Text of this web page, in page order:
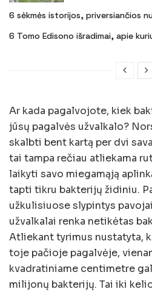
6 sėkmės istorijos, priversiančios
6 Tomo Edisono išradimai, apie
Ar kada pagalvojote, kiek
jūsų pagalvės užvalkalo?
skalbti bent kartą per dvi
tai tampa rečiau atliekama
laikyti savo miegamąją
tapti tikru bakterijų židiniu.
užkulisiuose slypintys
užvalkalai renka netikėtas
Atliekant tyrimus nustatyta,
toje pačioje pagalvėje,
kvadratiniame centimetre
milijonų bakterijų. Tai iki